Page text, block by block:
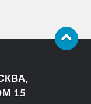
15